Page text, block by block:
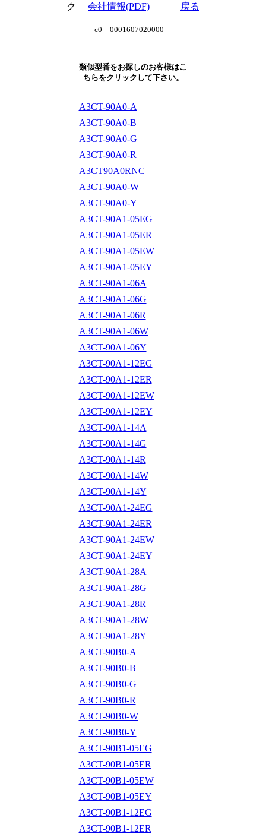
ク 会社情報(PDF) 戻る
c0 0001607020000
類似型番をお探しのお客様はこ
ちらをクリックして下さい。
A3CT-90A0-A
A3CT-90A0-B
A3CT-90A0-G
A3CT-90A0-R
A3CT90A0RNC
A3CT-90A0-W
A3CT-90A0-Y
A3CT-90A1-05EG
A3CT-90A1-05ER
A3CT-90A1-05EW
A3CT-90A1-05EY
A3CT-90A1-06A
A3CT-90A1-06G
A3CT-90A1-06R
A3CT-90A1-06W
A3CT-90A1-06Y
A3CT-90A1-12EG
A3CT-90A1-12ER
A3CT-90A1-12EW
A3CT-90A1-12EY
A3CT-90A1-14A
A3CT-90A1-14G
A3CT-90A1-14R
A3CT-90A1-14W
A3CT-90A1-14Y
A3CT-90A1-24EG
A3CT-90A1-24ER
A3CT-90A1-24EW
A3CT-90A1-24EY
A3CT-90A1-28A
A3CT-90A1-28G
A3CT-90A1-28R
A3CT-90A1-28W
A3CT-90A1-28Y
A3CT-90B0-A
A3CT-90B0-B
A3CT-90B0-G
A3CT-90B0-R
A3CT-90B0-W
A3CT-90B0-Y
A3CT-90B1-05EG
A3CT-90B1-05ER
A3CT-90B1-05EW
A3CT-90B1-05EY
A3CT-90B1-12EG
A3CT-90B1-12ER